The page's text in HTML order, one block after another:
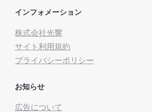
インフォメーション
株式会社光響
サイト利用規約
プライバシーポリシー
お知らせ
広告について